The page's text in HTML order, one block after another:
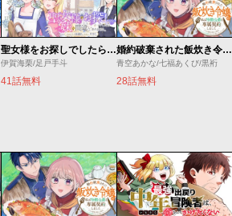
聖女様をお探しでしたら妹で間違いありません。さあどうぞお連れください、今すぐ。
伊賀海栗/足戸手斗
41話無料
婚約破棄された飯炊き令嬢の私は冷酷公爵と専属契約しました～ですが胃袋を掴んだ結果、冷たかった公爵様がどんどん優しくなっています～
青空あかな/七福あくび/黒裄
28話無料